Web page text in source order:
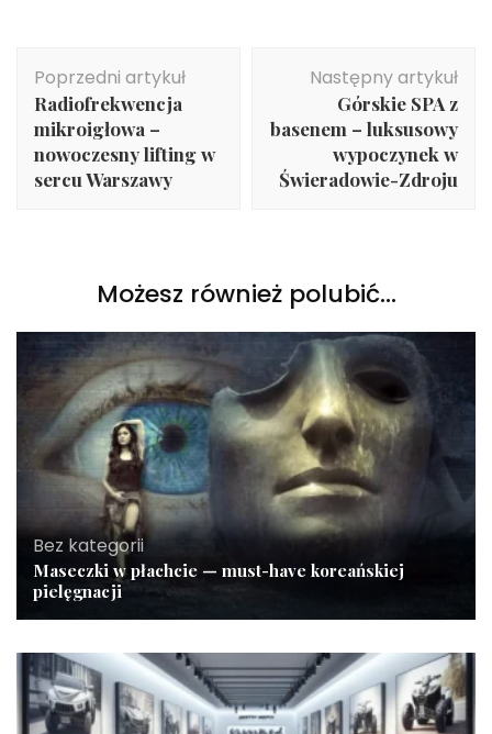
wpisu
Poprzedni artykuł
Radiofrekwencja
mikroigłowa –
nowoczesny lifting w
sercu Warszawy
Następny artykuł
Górskie SPA z
basenem – luksusowy
wypoczynek w
Świeradowie-Zdroju
Możesz również polubić…
Bez kategorii
Maseczki w płachcie — must-have koreańskiej
pielęgnacji